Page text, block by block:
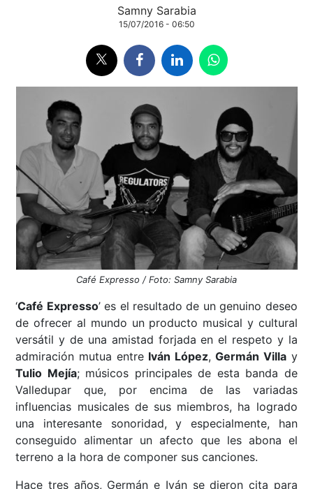
Samny Sarabia
15/07/2016 - 06:50
Café Expresso / Foto: Samny Sarabia
‘Café Expresso’ es el resultado de un genuino deseo
de ofrecer al mundo un producto musical y cultural
versátil y de una amistad forjada en el respeto y la
admiración mutua entre Iván López,Germán Villa y
Tulio Mejía; músicos principales de esta banda de
Valledupar que, por encima de las variadas
influencias musicales de sus miembros, ha logrado
una interesante sonoridad, y especialmente, han
conseguido alimentar un afecto que les abona el
terreno a la hora de componer sus canciones.
Hace tres años, Germán e Iván se dieron cita para